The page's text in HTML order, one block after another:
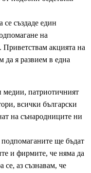
създаде един
на
Приветствам акцията на
да я развием в една
медии, патриотичният
всички български
на сънародниците ни
ще бъдат
и фирмите, че няма да
се, аз съзнавам, че